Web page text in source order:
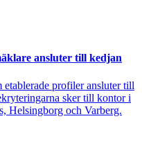
ansluter till kedjan
profiler ansluter till
sker till kontor i
Helsingborg och Varberg.